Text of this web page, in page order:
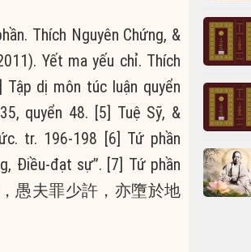
Thích Nguyên Chứng, &
Yết ma yếu chỉ. Thích
Tập dị môn túc luận quyển
quyển 48. [5] Tuệ Sỹ, &
tr. 196-198 [6] Tứ phần
Điều-đạt sự”. [7] Tứ phần
，愚夫罪少許，亦墮於地